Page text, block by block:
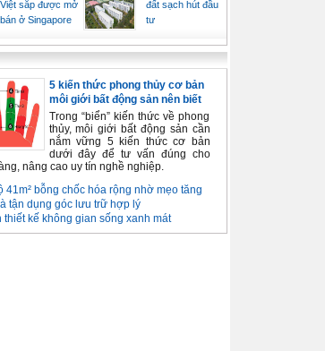
Việt sắp được mở
bán ở Singapore
đất sạch hút đầu
tư
5 kiến thức phong thủy cơ bản
môi giới bất động sản nên biết
Trong “biển” kiến thức về phong
thủy, môi giới bất động sản cần
nắm vững 5 kiến thức cơ bản
dưới đây để tư vấn đúng cho
nâng cao uy tín nghề nghiệp.
41m² bỗng chốc hóa rộng nhờ mẹo tăng
tận dụng góc lưu trữ hợp lý
thiết kế không gian sống xanh mát